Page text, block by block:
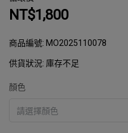
NT$1,800
商品編號:MO2025110078
供貨狀況:庫存不足
顏色
請選擇顏色